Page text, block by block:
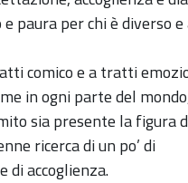
paura per chi è diverso
comico e a tratti
in ogni parte del
sia presente la figura
ricerca di un po’ di
di accoglienza.